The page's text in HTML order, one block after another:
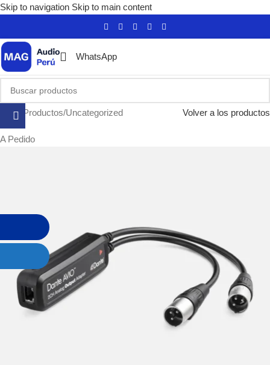
Skip to navigation Skip to main content
WhatsApp
Inicio Productos/Uncategorized Volver a los productos
A Pedido